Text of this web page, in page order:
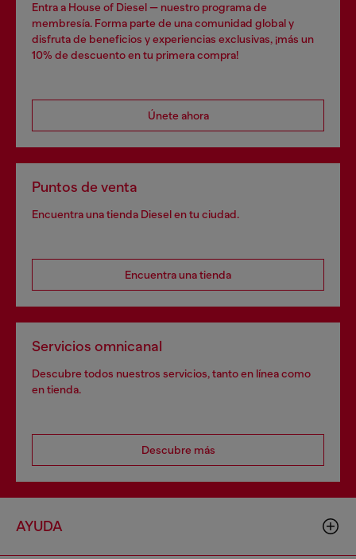
Entra a House of Diesel — nuestro programa de
membresía. Forma parte de una comunidad global y
disfruta de beneficios y experiencias exclusivas, ¡más un
10% de descuento en tu primera compra!
Únete ahora
Puntos de venta
Encuentra una tienda Diesel en tu ciudad.
Encuentra una tienda
Servicios omnicanal
Descubre todos nuestros servicios, tanto en línea como
en tienda.
Descubre más
AYUDA